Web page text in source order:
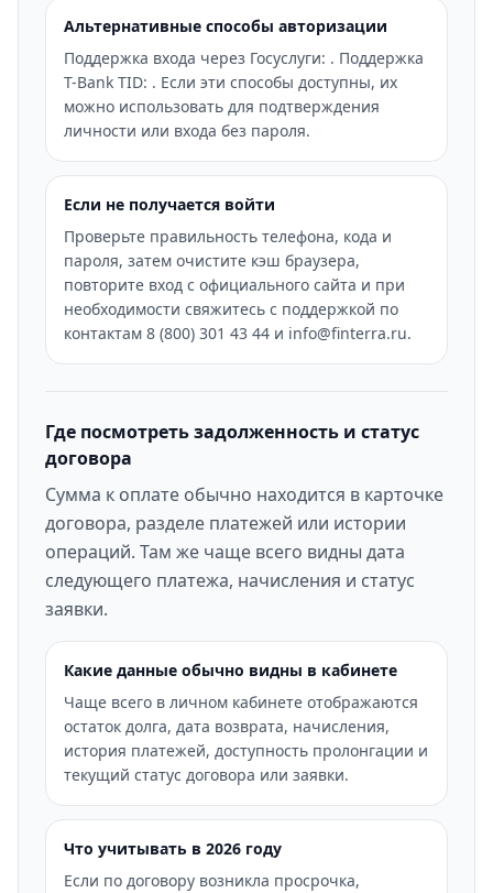
Альтернативные способы авторизации
Поддержка входа через Госуслуги: . Поддержка
T-Bank TID: . Если эти способы доступны, их
можно использовать для подтверждения
личности или входа без пароля.
Если не получается войти
Проверьте правильность телефона, кода и
пароля, затем очистите кэш браузера,
повторите вход с официального сайта и при
необходимости свяжитесь с поддержкой по
контактам 8 (800) 301 43 44 и info@finterra.ru.
Где посмотреть задолженность и статус
договора
Сумма к оплате обычно находится в карточке
договора, разделе платежей или истории
операций. Там же чаще всего видны дата
следующего платежа, начисления и статус
заявки.
Какие данные обычно видны в кабинете
Чаще всего в личном кабинете отображаются
остаток долга, дата возврата, начисления,
история платежей, доступность пролонгации и
текущий статус договора или заявки.
Что учитывать в 2026 году
Если по договору возникла просрочка,